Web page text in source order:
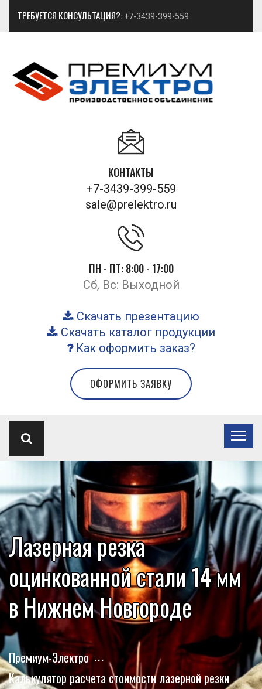
ТРЕБУЕТСЯ КОНСУЛЬТАЦИЯ?: +7-3439-399-559
КОНТАКТЫ
+7-3439-399-559
sale@prelektro.ru
ПН - ПТ: 8:00 - 17:00
Сб, Вс: Выходной
Скачать презентацию
Скачать каталог продукции
Как оформить заказ?
ОФОРМИТЬ ЗАЯВКУ
Лазерная резка
оцинкованной стали 14 мм
в Нижнем Новгороде
Премиум-Электро
Калькулятор расчета стоимости лазерной резки